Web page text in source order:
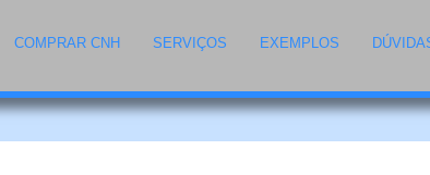
COMPRAR CNH SERVIÇOS EXEMPLOS